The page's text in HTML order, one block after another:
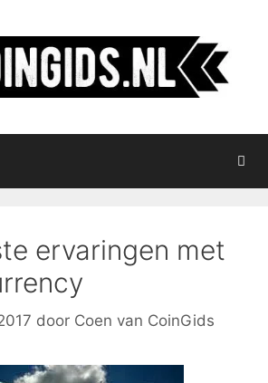
ervaringen met
door Coen van CoinGids